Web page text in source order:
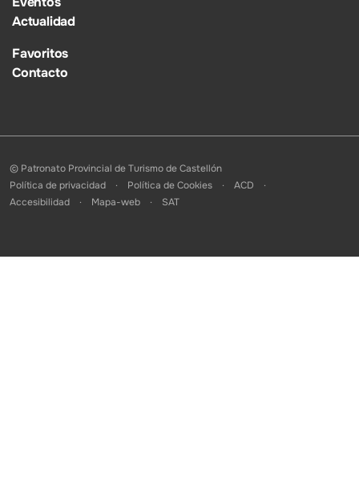
Actualidad
Favoritos
Contacto
© Patronato Provincial de Turismo de Castellón
Política de privacidad
Política de Cookies
ACD
Accesibilidad
Mapa-web SAT